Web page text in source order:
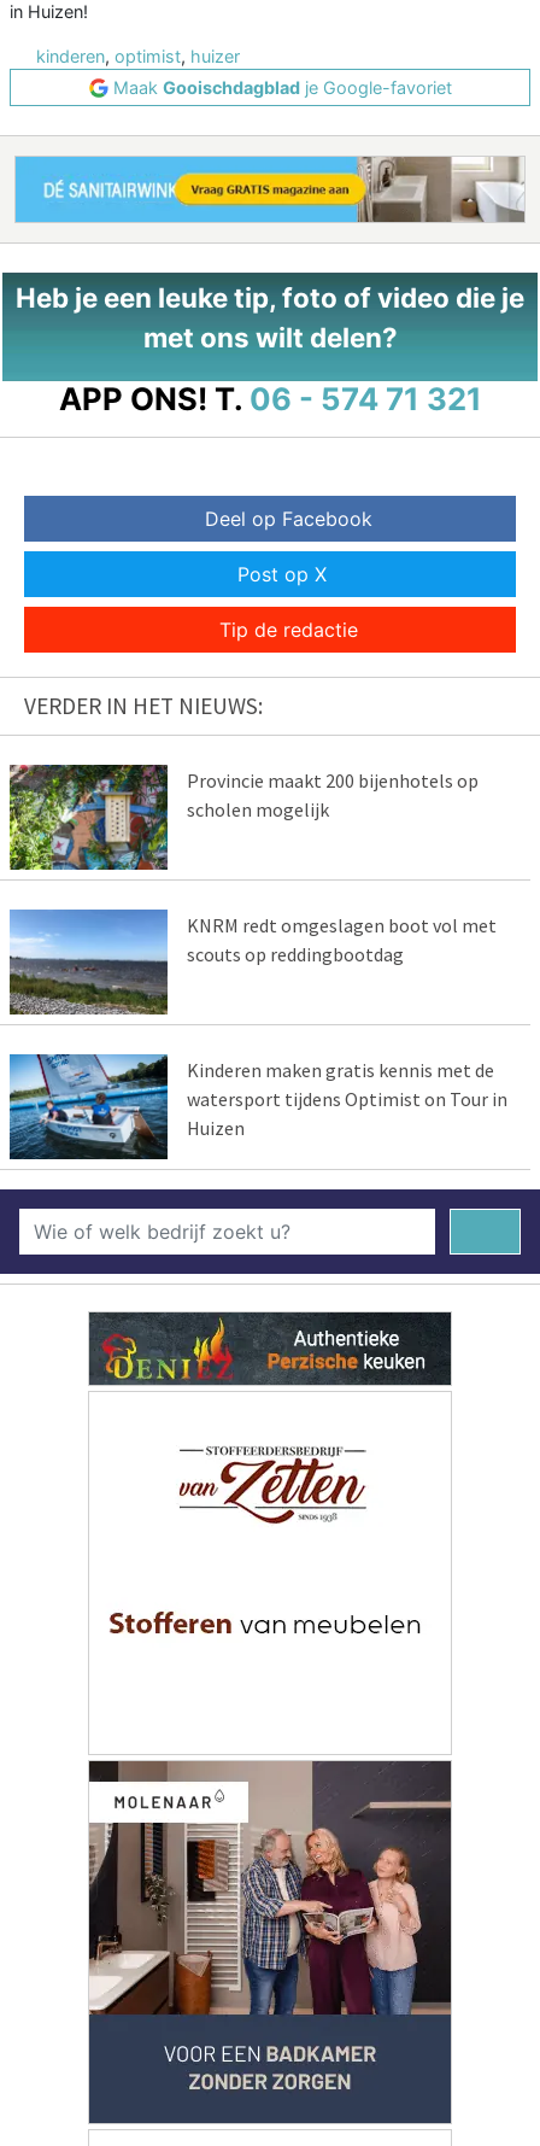
in Huizen!
kinderen, optimist, huizer
Maak Gooischdagbladje Google-favoriet
Heb je een leuke tip, foto of video die je
met ons wilt delen?
APP ONS! T. 06 - 574 71 321
Deel op Facebook
Post op X
Tip de redactie
VERDER IN HET NIEUWS:
Provincie maakt 200 bijenhotels op
scholen mogelijk
KNRM redt omgeslagen boot vol met
scouts op reddingbootdag
Kinderen maken gratis kennis met de
watersport tijdens Optimist on Tour in
Huizen